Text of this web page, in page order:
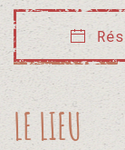
LE LIEU